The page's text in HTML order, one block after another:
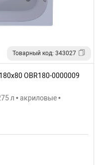
Товарный код: 343027
OBR180-0000009
л • акриловые •